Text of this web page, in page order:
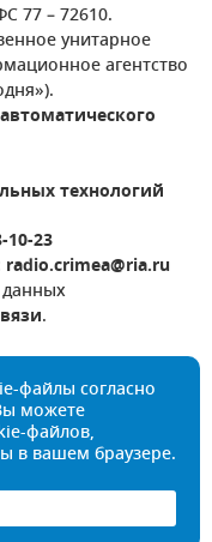
77 – 72610.
унитарное
агентство
технологий
10-23
radio.crimea@ria.ru
.
файлы согласно
можете
файлов,
в вашем браузере.